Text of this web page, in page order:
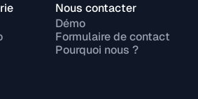
Nous contacter
Démo
Formulaire de contact
Pourquoi nous ?